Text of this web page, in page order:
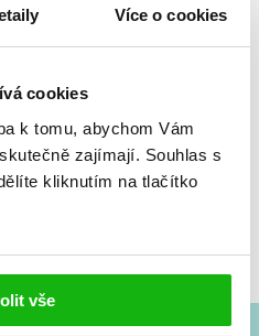
Více o cookies
cookies
k tomu, abychom Vám
zajímají. Souhlas s
kliknutím na tlačítko
vše
století